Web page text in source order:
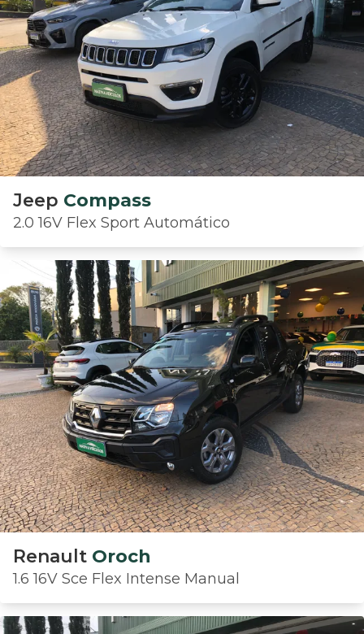
Jeep Compass
2.0 16V Flex Sport Automático
Renault Oroch
1.6 16V Sce Flex Intense Manual